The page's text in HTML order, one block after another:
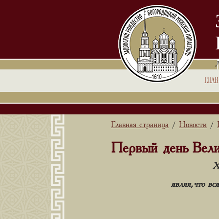
Главная страница / Новости /
Первый день
являя,что